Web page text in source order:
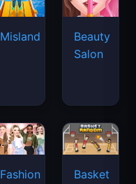
Misland
Beauty
Salon
Fashion
Basket